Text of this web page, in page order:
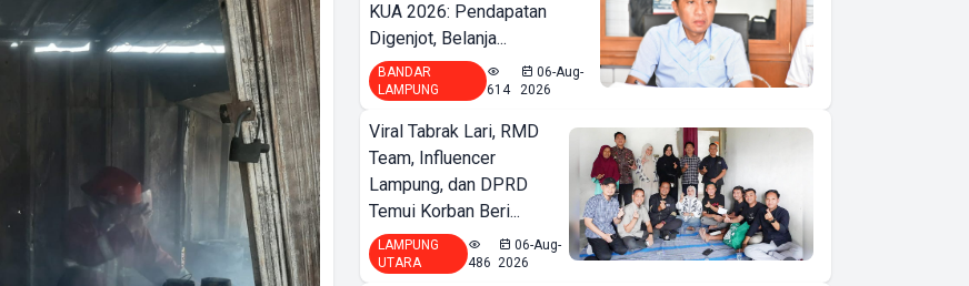
KUA 2026: Pendapatan
Digenjot, Belanja...
BANDAR
LAMPUNG
614
06-Aug-
2026
Viral Tabrak Lari, RMD
Team, Influencer
Lampung, dan DPRD
Temui Korban Beri...
LAMPUNG
UTARA
486
06-Aug-
2026